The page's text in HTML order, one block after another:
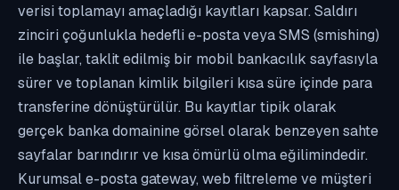
verisi toplamayı amaçladığı kayıtları kapsar. Saldırı
zinciri çoğunlukla hedefli e-posta veya SMS (smishing)
ile başlar, taklit edilmiş bir mobil bankacılık sayfasıyla
sürer ve toplanan kimlik bilgileri kısa süre içinde para
transferine dönüştürülür. Bu kayıtlar tipik olarak
gerçek banka domainine görsel olarak benzeyen sahte
sayfalar barındırır ve kısa ömürlü olma eğilimindedir.
Kurumsal e-posta gateway, web filtreleme ve müşteri